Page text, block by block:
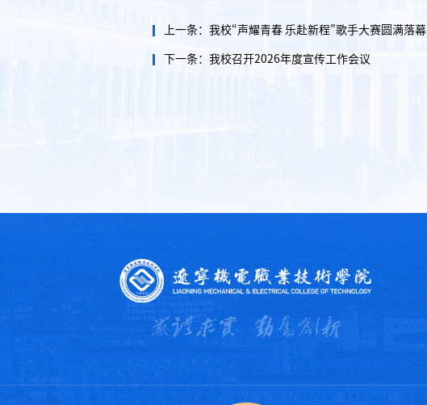
上一条： 我校“声耀青春 乐赴新程”歌手大赛圆满落幕
下一条： 我校召开2026年度宣传工作会议